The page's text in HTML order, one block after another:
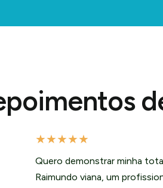
★★★★★
Quero demonstrar minha
Raimundo viana, um